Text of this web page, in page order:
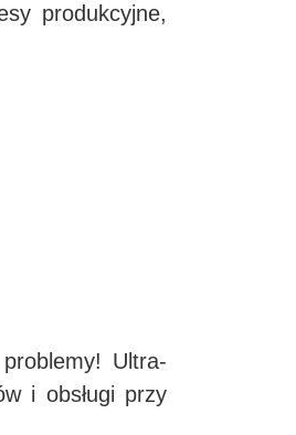
produkcyjne,
Ultra-
i obsługi przy